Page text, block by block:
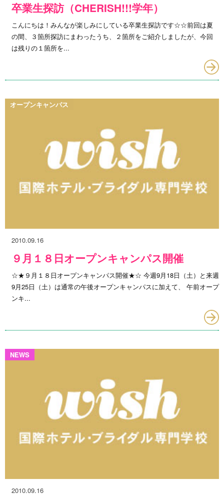
卒業生探訪（CHERISH!!!学年）
こんにちは！みんなが楽しみにしている卒業生探訪です☆☆前回は夏
の間、３箇所探訪にまわったうち、２箇所をご紹介しましたが、今回
は残りの１箇所を...
オープンキャンパス
2010.09.16
９月１８日オープンキャンパス開催
☆★９月１８日オープンキャンパス開催★☆ 今週9月18日（土）と来週
9月25日（土）は通常の午後オープンキャンパスに加えて、 午前オープ
ンキ...
NEWS
2010.09.16